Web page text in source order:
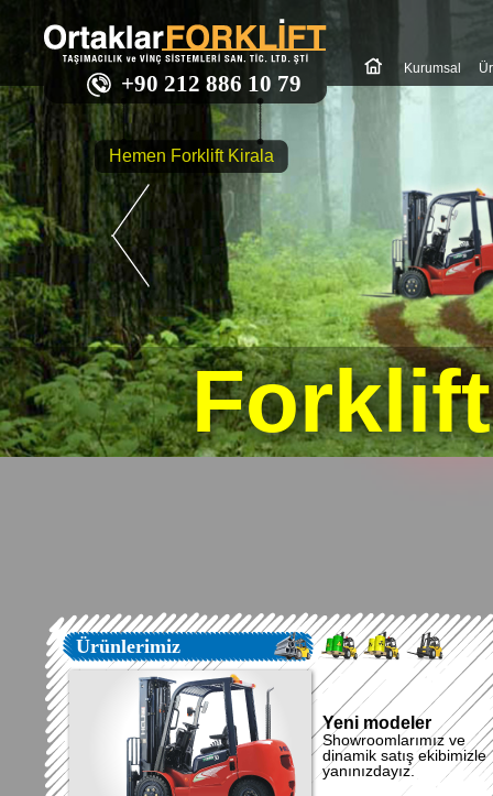
+90 212 886 10 79
Hemen Forklift Kirala
Kurumsal
Ürünlerimiz
Yeni modeler
Showroomlarımız ve
dinamik satış ekibimizle
yanınızdayız.